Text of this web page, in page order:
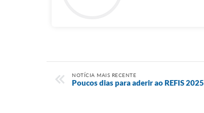
NOTÍCIA MAIS RECENTE
Poucos dias para aderir ao REFIS 2025